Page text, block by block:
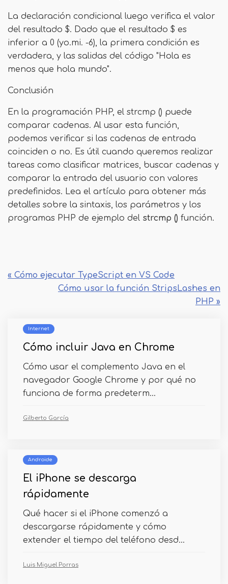
La declaración condicional luego verifica el valor
del resultado $. Dado que el resultado $ es
inferior a 0 (yo.mi. -6), la primera condición es
verdadera, y las salidas del código "Hola es
menos que hola mundo".
Conclusión
En la programación PHP, el strcmp () puede
comparar cadenas. Al usar esta función,
podemos verificar si las cadenas de entrada
coinciden o no. Es útil cuando queremos realizar
tareas como clasificar matrices, buscar cadenas y
comparar la entrada del usuario con valores
predefinidos. Lea el artículo para obtener más
detalles sobre la sintaxis, los parámetros y los
programas PHP de ejemplo del strcmp () función.
« Cómo ejecutar TypeScript en VS Code
Cómo usar la función StripsLashes en
PHP »
Internet
Cómo incluir Java en Chrome
Cómo usar el complemento Java en el
navegador Google Chrome y por qué no
funciona de forma predeterm...
Gilberto García
Androide
El iPhone se descarga
rápidamente
Qué hacer si el iPhone comenzó a
descargarse rápidamente y cómo
extender el tiempo del teléfono desd...
Luis Miguel Porras